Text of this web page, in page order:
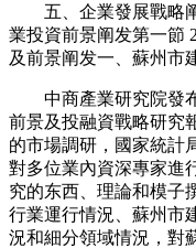
五、企業發展戰略阐
業投資前景阐发第一節
及前景阐发一、蘇州市
中商產業研究院發布
前景及投融資戰略研究
的市場調研，國家統計
對多位業內資深專家進
究的东西、理論和模子
行業運行情況、蘇州市
況和細分領域情況，對